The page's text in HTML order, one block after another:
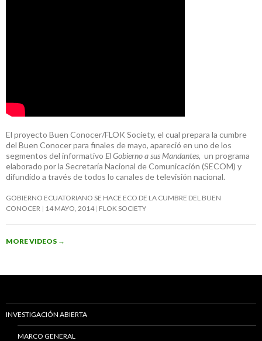
El proyecto Buen Conocer/FLOK Society, el cual prepara la cumbre
del Buen Conocer para finales de mayo, apareció en uno de los
segmentos del informativo El Gobierno a sus Mandantes, un programa
elaborado por la Secretaría Nacional de Comunicación (SECOM) y
difundido a través de todos lo canales de televisión nacional.
GOBIERNO ECUATORIANO SE HACE ECO DE LA CUMBRE DEL BUEN
CONOCER
14 MAYO, 2014 FLOK SOCIETY
MORE VIDEOS →
INVESTIGACIÓN ABIERTA
MARCO GENERAL